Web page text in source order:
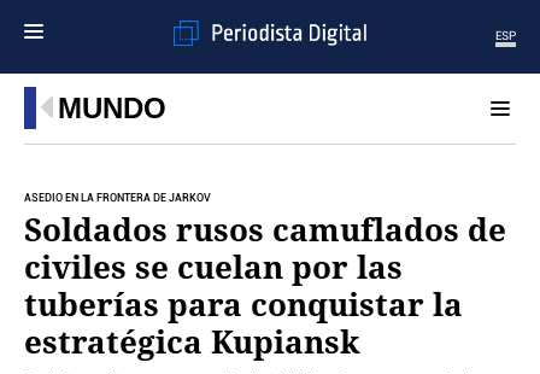
ESP
MENÚ
SECCIONES
MUNDO
PERIODISMO
ECONOMÍA
DEPORTES
CIENCIA
TECNOLOGÍA
MUNDO
ASEDIO EN LA FRONTERA DE JÁRKOV
Soldados rusos camuflados de
civiles se cuelan por las
tuberías para conquistar la
estratégica Kupiansk